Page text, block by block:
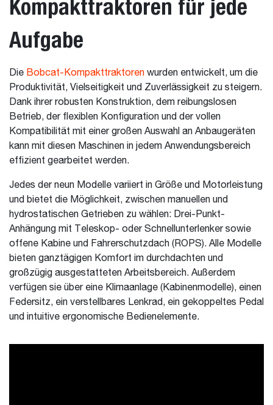
Kompakttraktoren für jede
Aufgabe
Die Bobcat-Kompakttraktoren wurden entwickelt, um die
Produktivität, Vielseitigkeit und Zuverlässigkeit zu steigern.
Dank ihrer robusten Konstruktion, dem reibungslosen
Betrieb, der flexiblen Konfiguration und der vollen
Kompatibilität mit einer großen Auswahl an Anbaugeräten
kann mit diesen Maschinen in jedem Anwendungsbereich
effizient gearbeitet werden.
Jedes der neun Modelle variiert in Größe und Motorleistung
und bietet die Möglichkeit, zwischen manuellen und
hydrostatischen Getrieben zu wählen: Drei-Punkt-
Anhängung mit Teleskop- oder Schnellunterlenker sowie
offene Kabine und Fahrerschutzdach (ROPS). Alle Modelle
bieten ganztägigen Komfort im durchdachten und
großzügig ausgestatteten Arbeitsbereich. Außerdem
verfügen sie über eine Klimaanlage (Kabinenmodelle), einen
Federsitz, ein verstellbares Lenkrad, ein gekoppeltes Pedal
und intuitive ergonomische Bedienelemente.